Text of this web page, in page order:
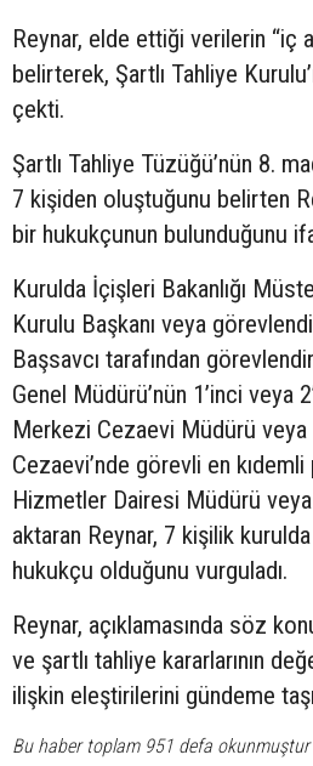
Reynar, elde ettiği verilerin “iç
belirterek, Şartlı Tahliye
çekti.
Şartlı Tahliye Tüzüğü’nün 8.
7 kişiden oluştuğunu belirten
bir hukukçunun bulunduğunu
Kurulda İçişleri Bakanlığı
Kurulu Başkanı veya
Başsavcı tarafından
Genel Müdürü’nün 1’inci veya
Merkezi Cezaevi Müdürü
Cezaevi’nde görevli en
Hizmetler Dairesi Müdürü veya
aktaran Reynar, 7 kişilik kurulda
hukukçu olduğunu vurguladı.
Reynar, açıklamasında söz
ve şartlı tahliye kararlarının
ilişkin eleştirilerini gündeme
Bu haber toplam 951 defa okunmuştur